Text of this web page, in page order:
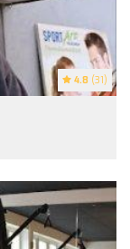
4.8 (31)